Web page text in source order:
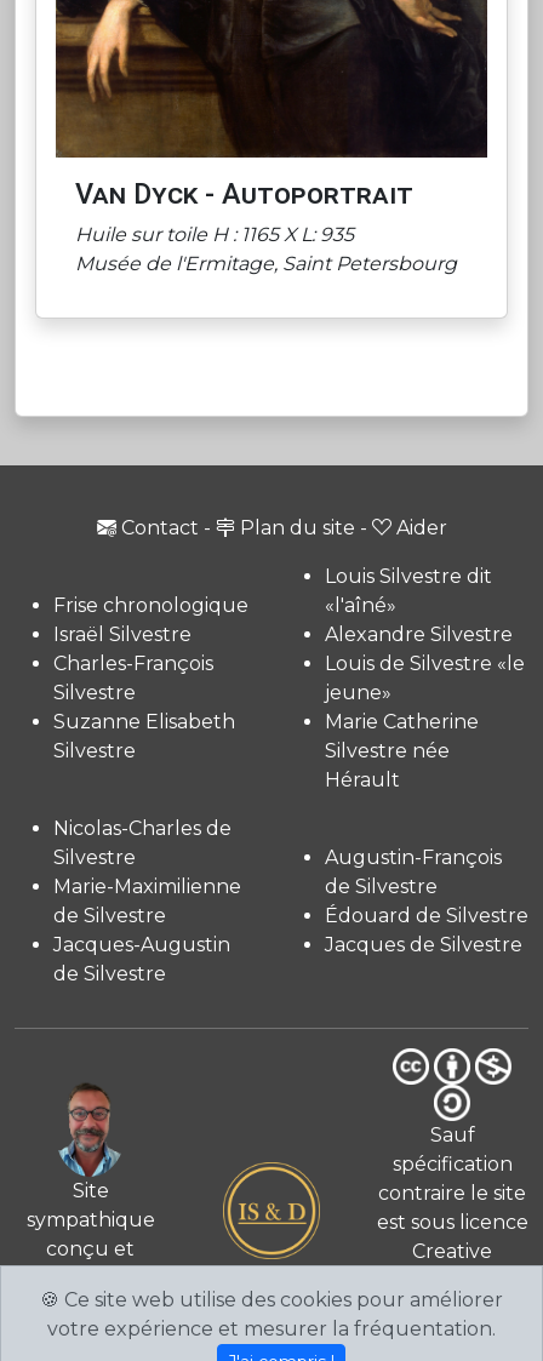
Van Dyck - Autoportrait
Huile sur toile H : 1165 X L: 935
Musée de l'Ermitage, Saint Petersbourg
Contact - Plan du site - Aider
Frise chronologique
Israël Silvestre
Charles-François
Silvestre
Suzanne Elisabeth
Silvestre
Louis Silvestre dit
«l'aîné»
Alexandre Silvestre
Louis de Silvestre «le
jeune»
Marie Catherine
Silvestre née
Hérault
Nicolas-Charles de
Silvestre
Marie-Maximilienne
de Silvestre
Jacques-Augustin
de Silvestre
Augustin-François
de Silvestre
Édouard de Silvestre
Jacques de Silvestre
Site
sympathique
conçu et
par Fabien de
Silvestre
© 2026
Sauf
spécification
contraire le site
est sous licence
Creative
International
CC BY-NC-
🍪 Ce site web utilise des cookies pour améliorer
votre expérience et mesurer la fréquentation.